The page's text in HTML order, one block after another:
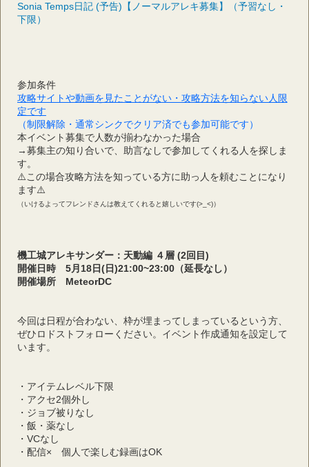
Sonia Temps日記 (予告)【ノーマルアレキ募集】（予習なし・
下限）
参加条件
攻略サイトや動画を見たことがない・攻略方法を知らない人限
定です
（制限解除・通常シンクでクリア済でも参加可能です）
本イベント募集で人数が揃わなかった場合
→募集主の知り合いで、助言なしで参加してくれる人を探しま
す。
⚠️この場合攻略方法を知っている方に助っ人を頼むことになり
ます⚠️
（いけるよってフレンドさんは教えてくれると嬉しいです(>_<)）
機工城アレキサンダー：天動編 ４層 (2回目)
開催日時　5月18日(日)21:00~23:00（延長なし）
開催場所　MeteorDC
今回は日程が合わない、枠が埋まってしまっているという方、
ぜひロドストフォローください。イベント作成通知を設定して
います。
・アイテムレベル下限
・アクセ2個外し
・ジョブ被りなし
・飯・薬なし
・VCなし
・配信×　個人で楽しむ録画はOK